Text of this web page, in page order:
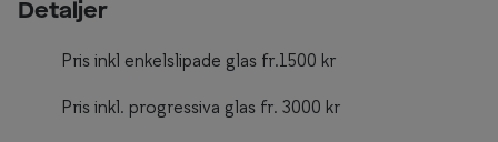
Detaljer
Pris inkl enkelslipade glas fr.1500 kr
Pris inkl. progressiva glas fr. 3000 kr